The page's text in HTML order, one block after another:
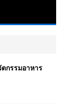
กรรมอาหาร